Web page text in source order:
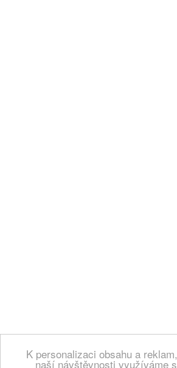
K personalizaci obsahu a
naší návštěvnosti využíváme